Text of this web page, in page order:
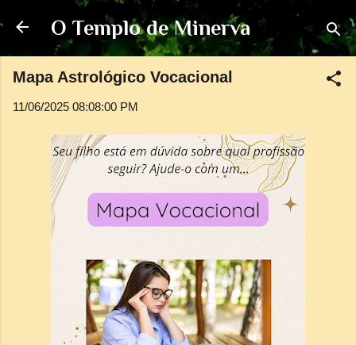
Pular para o conteúdo principal
O Templo de Minerva
Mapa Astrológico Vocacional
11/06/2025 08:08:00 PM